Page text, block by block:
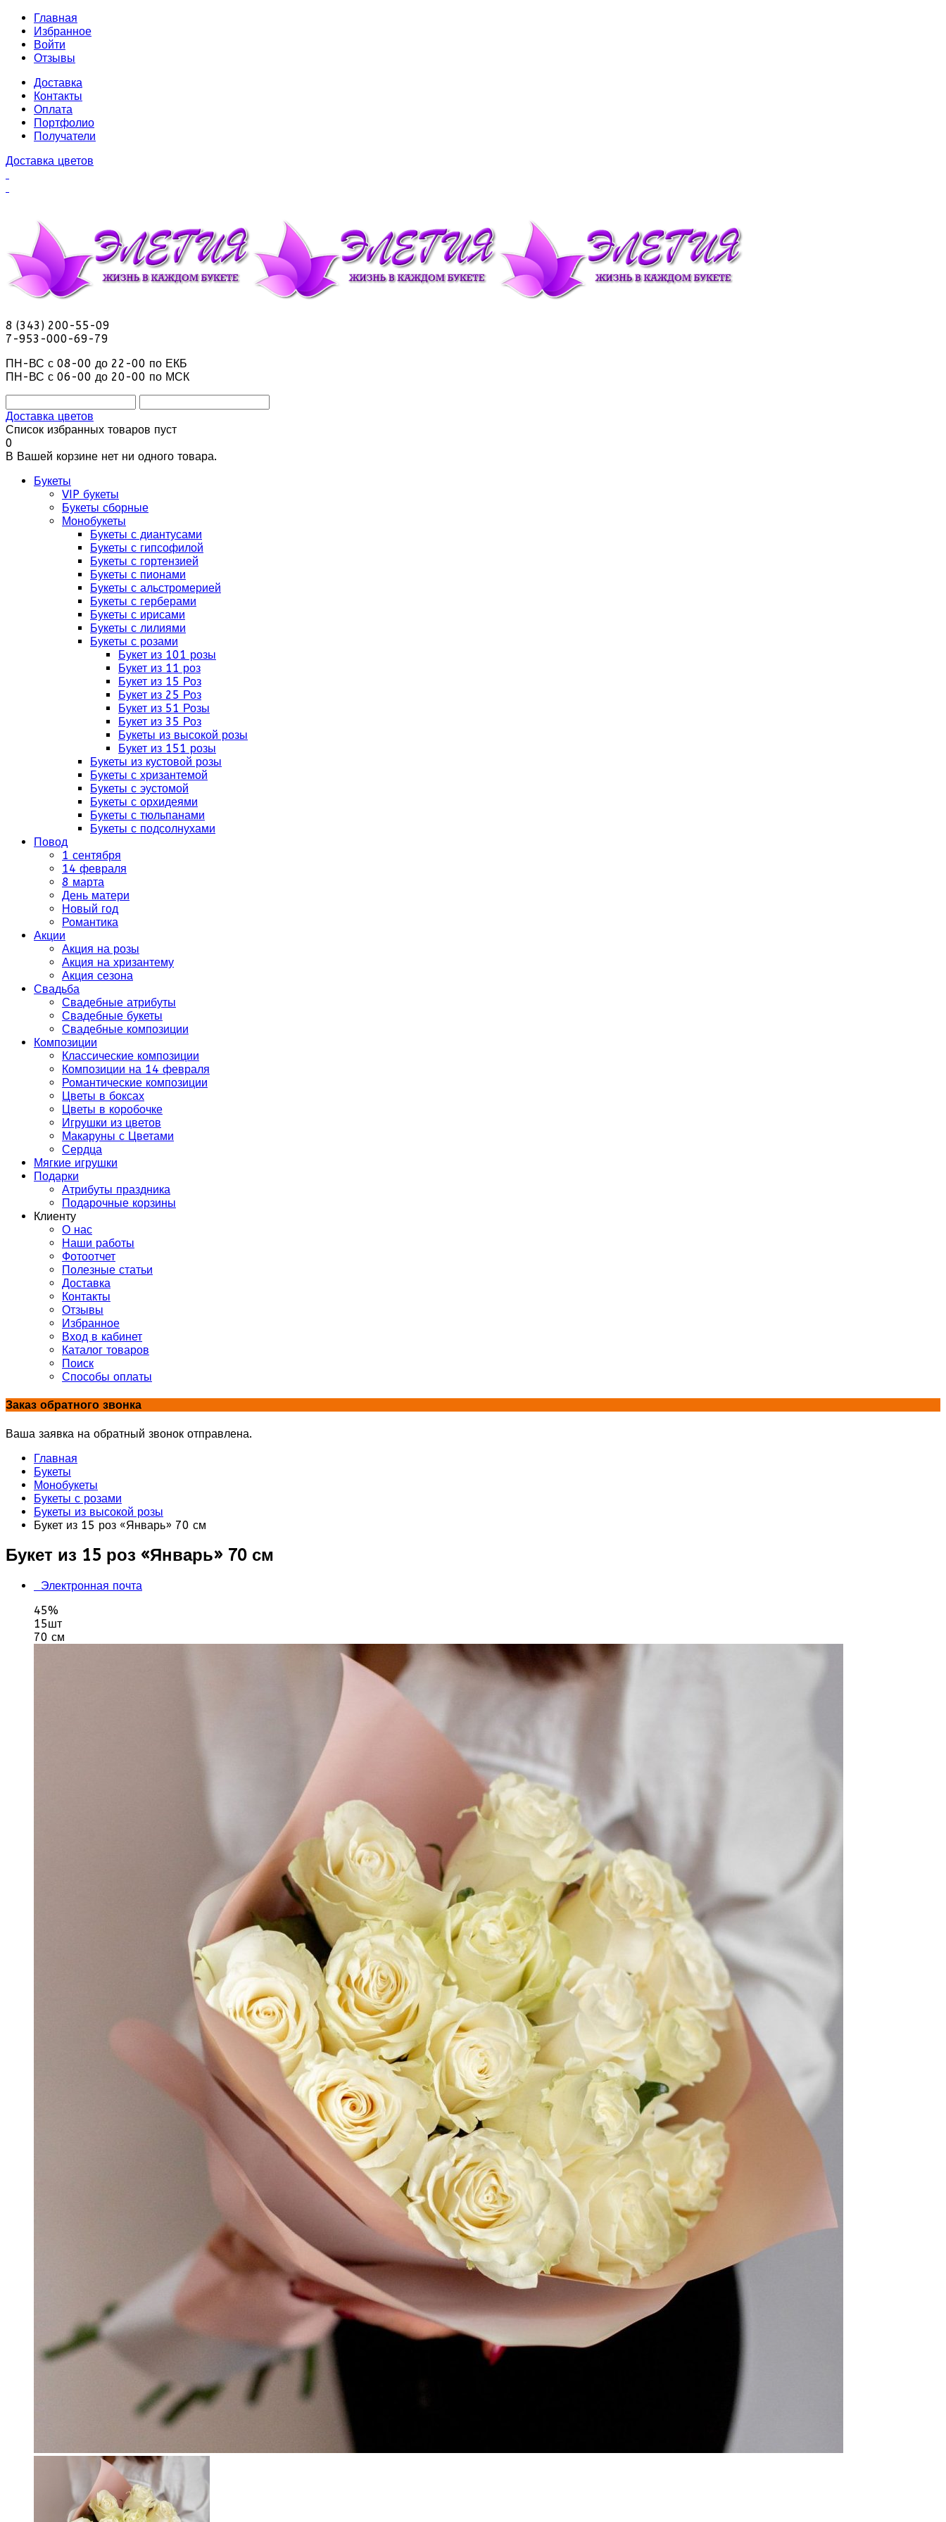
Главная
Избранное
Войти
Отзывы
Доставка
Контакты
Оплата
Портфолио
Получатели
Доставка цветов
8 (343) 200-55-09
7-953-000-69-79
ПН-ВС с 08-00 до 22-00 по ЕКБ
ПН-ВС с 06-00 до 20-00 по МСК
Доставка цветов
Список избранных товаров пуст
0
В Вашей корзине нет ни одного товара.
Букеты
VIP букеты
Букеты сборные
Монобукеты
Букеты с диантусами
Букеты с гипсофилой
Букеты с гортензией
Букеты с пионами
Букеты с альстромерией
Букеты с герберами
Букеты с ирисами
Букеты с лилиями
Букеты с розами
Букет из 101 розы
Букет из 11 роз
Букет из 15 Роз
Букет из 25 Роз
Букет из 51 Розы
Букет из 35 Роз
Букеты из высокой розы
Букет из 151 розы
Букеты из кустовой розы
Букеты с хризантемой
Букеты с эустомой
Букеты с орхидеями
Букеты с тюльпанами
Букеты с подсолнухами
Повод
1 сентября
14 февраля
8 марта
День матери
Новый год
Романтика
Акции
Акция на розы
Акция на хризантему
Акция сезона
Свадьба
Свадебные атрибуты
Свадебные букеты
Свадебные композиции
Композиции
Классические композиции
Композиции на 14 февраля
Романтические композиции
Цветы в боксах
Цветы в коробочке
Игрушки из цветов
Макаруны с Цветами
Сердца
Мягкие игрушки
Подарки
Атрибуты праздника
Подарочные корзины
Клиенту
О нас
Наши работы
Фотоотчет
Полезные статьи
Доставка
Контакты
Отзывы
Избранное
Вход в кабинет
Каталог товаров
Поиск
Способы оплаты
Заказ обратного звонка
Ваша заявка на обратный звонок отправлена.
Главная
Букеты
Монобукеты
Букеты с розами
Букеты из высокой розы
Букет из 15 роз «Январь» 70 см
Букет из 15 роз «Январь» 70 см
Электронная почта
45%
15шт
70 см